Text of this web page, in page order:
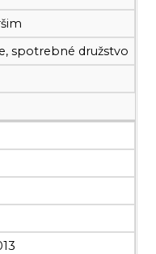
spotrebné družstvo